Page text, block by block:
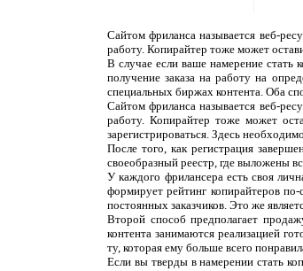
Сайтом фриланса называется веб-
работу. Копирайтер тоже может
В случае если ваше намерение стать
получение заказа на работу на
специальных биржах контента. Оба
Сайтом фриланса называется веб-
работу. Копирайтер тоже может
зарегистрироваться. Здесь
После того, как регистрация
своеобразный реестр, где выложены
У каждого фрилансера есть своя
формирует рейтинг копирайтеров
постоянных заказчиков. Это же
Второй способ предполагает
контента занимаются реализацией
ту, которая ему больше всего
Если вы тверды в намерении стать